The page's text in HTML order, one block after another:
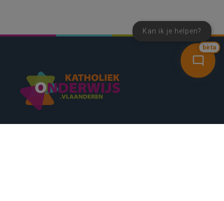
bèta
Kan ik je helpen?